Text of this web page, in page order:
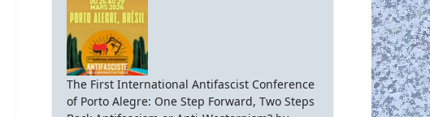
The First International Antifascist Conference
of Porto Alegre: One Step Forward, Two Steps